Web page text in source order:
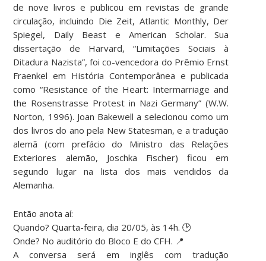
de nove livros e publicou em revistas de grande
circulação, incluindo Die Zeit, Atlantic Monthly, Der
Spiegel, Daily Beast e American Scholar. Sua
dissertação de Harvard, “Limitações Sociais à
Ditadura Nazista”, foi co-vencedora do Prêmio Ernst
Fraenkel em História Contemporânea e publicada
como “Resistance of the Heart: Intermarriage and
the Rosenstrasse Protest in Nazi Germany” (W.W.
Norton, 1996). Joan Bakewell a selecionou como um
dos livros do ano pela New Statesman, e a tradução
alemã (com prefácio do Ministro das Relações
Exteriores alemão, Joschka Fischer) ficou em
segundo lugar na lista dos mais vendidos da
Alemanha.
Então anota aí:
Quando? Quarta-feira, dia 20/05, às 14h. 🕑
Onde? No auditório do Bloco E do CFH. 📍
A conversa será em inglês com tradução